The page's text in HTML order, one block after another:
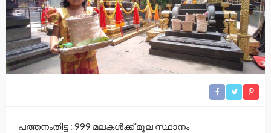
പത്തനംതിട്ട : 999 മലകള്‍ക്ക് മൂല സ്ഥാനം